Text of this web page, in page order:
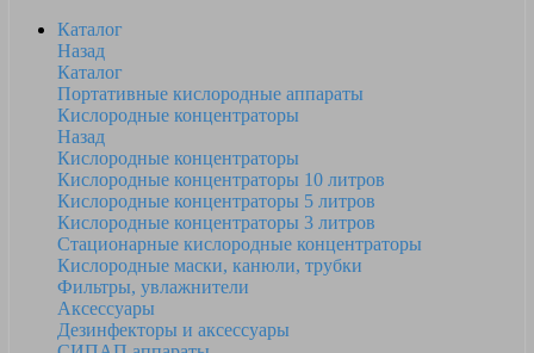
Каталог
Назад
Каталог
Портативные кислородные аппараты
Кислородные концентраторы
Назад
Кислородные концентраторы
Кислородные концентраторы 10 литров
Кислородные концентраторы 5 литров
Кислородные концентраторы 3 литров
Стационарные кислородные концентраторы
Кислородные маски, канюли, трубки
Фильтры, увлажнители
Аксессуары
Дезинфекторы и аксессуары